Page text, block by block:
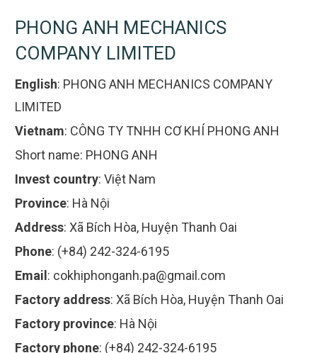
PHONG ANH MECHANICS
COMPANY LIMITED
English: PHONG ANH MECHANICS COMPANY
LIMITED
Vietnam: CÔNG TY TNHH CƠ KHÍ PHONG ANH
Short name: PHONG ANH
Invest country: Việt Nam
Province: Hà Nội
Address: Xã Bích Hòa, Huyện Thanh Oai
Phone: (+84) 242-324-6195
Email : cokhiphonganh.pa@gmail.com
Factory address: Xã Bích Hòa, Huyện Thanh Oai
Factory province: Hà Nội
Factory phone: (+84) 242-324-6195